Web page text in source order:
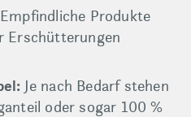
Empfindliche Produkte
Erschütterungen
Je nach Bedarf stehen
oder sogar 100 %